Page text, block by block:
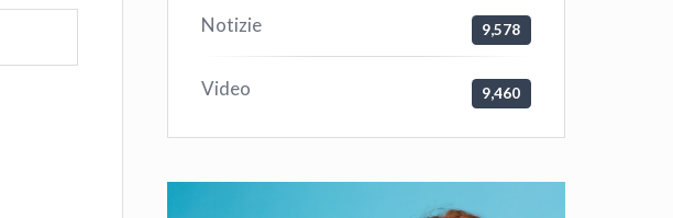
Notizie 9,578
Video 9,460